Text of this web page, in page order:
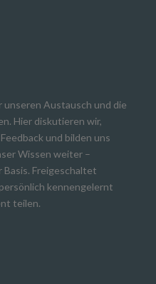
unseren Austausch und die
Hier diskutieren wir,
und bilden uns
Wissen weiter –
Freigeschaltet
kennengelernt
teilen.